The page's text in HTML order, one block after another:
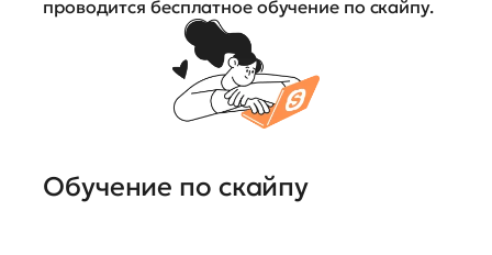
проводится бесплатное обучение по скайпу.
Обучение по скайпу